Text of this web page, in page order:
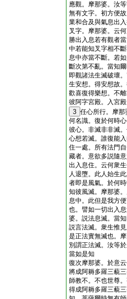
應觀。摩那婆。汝
無有文字。初方便
業和合及與氣息出
叉字。摩那婆。云
勝出入息若有觀者
中若能知叉字相不
息中亦當不斷。若
斷次第不亂。當知
即觀諸法生滅破壞
生安想。得安想故
歡喜復得樂想。不
彼阿字宮殿。入宮
3 任心所行。摩
何名識。復於何時
彼心。非滅非非滅
心想若滅。誰復能
住一處。所有法門
藏者。意欲多説隨
出入息住。云何衆
人退墮。此人始生
者即是風氣。於何
知彼風滅。摩那婆
息中。此但是我方
也。譬如一切出入
婆。説法息滅。當
説言法滅。衆生惟
是正法實無滅也。
別謂正法滅。汝等
當如是知
復次摩那婆。於意
將成阿耨多羅三藐
師教不。不也世尊
得成阿耨多羅三藐